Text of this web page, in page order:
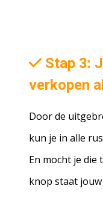
Stap 3:
verkopen
Door de
kun je in alle
En mocht je die
knop staat